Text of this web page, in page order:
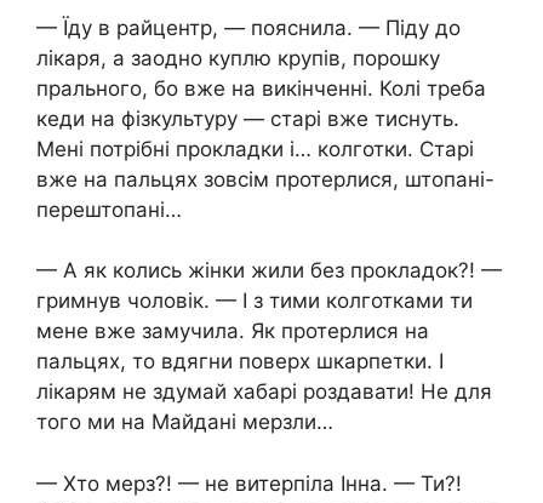
— Їду в райцентр, — пояснила. — Піду до
лікаря, а заодно куплю крупів, порошку
прального, бо вже на викінченні. Колі треба
кеди на фізкультуру — старі вже тиснуть.
Мені потрібні прокладки і… колготки. Старі
вже на пальцях зовсім протерлися, штопані-
перештопані…
— А як колись жінки жили без прокладок?! —
гримнув чоловік. — І з тими колготками ти
мене вже замучила. Як протерлися на
пальцях, то вдягни поверх шкарпетки. І
лікарям не здумай хабарі роздавати! Не для
того ми на Майдані мерзли…
— Хто мерз?! — не витерпіла Інна. — Ти?!